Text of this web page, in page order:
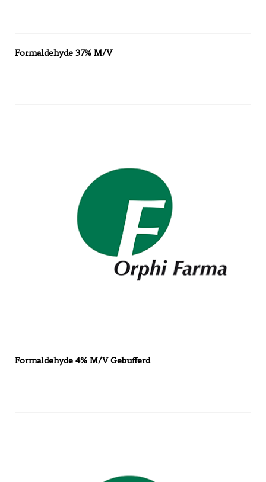
Formaldehyde 37% M/V
Formaldehyde 4% M/V Gebufferd